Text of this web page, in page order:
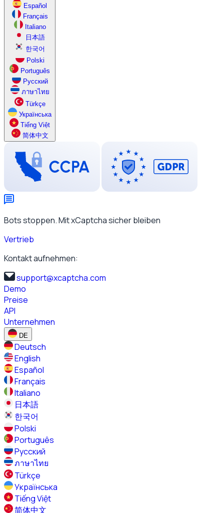
Español
Français
Italiano
日本語
한국어
Polski
Português
Русский
ภาษาไทย
Türkçe
Українська
Tiếng Việt
简体中文
Bots stoppen. Mit xCaptcha sicher bleiben
Vertrieb
Kontakt aufnehmen:
support@xcaptcha.com
Demo
Preise
API
Unternehmen
DE
Deutsch
English
Español
Français
Italiano
日本語
한국어
Polski
Português
Русский
ภาษาไทย
Türkçe
Українська
Tiếng Việt
简体中文